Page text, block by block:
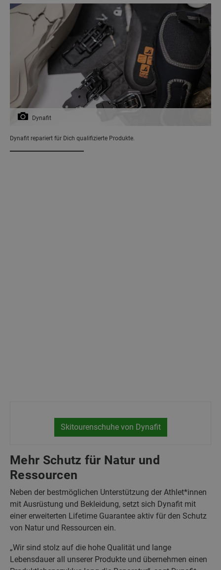
Dynafit
Dynafit repariert für Dich qualifizierte Produkte.
Skitourenschuhe von Dynafit
Mehr Schutz für Natur und
Ressourcen
Neben der bestmöglichen Unterstützung der Athlet*innen
mit Ausrüstung und Bekleidung, setzt sich Dynafit mit
einer erweiterten Lifetime Guarantee aktiv für den Schutz
von Natur und Ressourcen ein.
„Wir sind stolz auf die hohe Qualität und lange
Lebensdauer all unserer Produkte und übernehmen einen